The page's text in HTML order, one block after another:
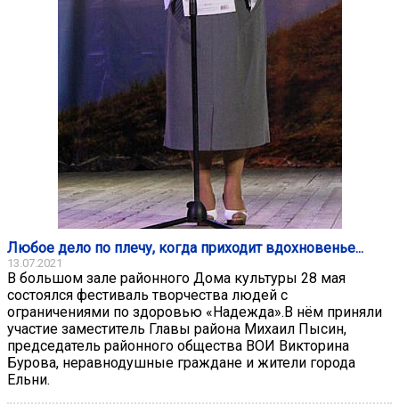
Любое дело по плечу, когда приходит вдохновенье...
13.07.2021
В большом зале районного Дома культуры 28 мая
состоялся фестиваль творчества людей с
ограничениями по здоровью «Надежда».В нём приняли
участие заместитель Главы района Михаил Пысин,
председатель районного общества ВОИ Викторина
Бурова, неравнодушные граждане и жители города
Ельни.